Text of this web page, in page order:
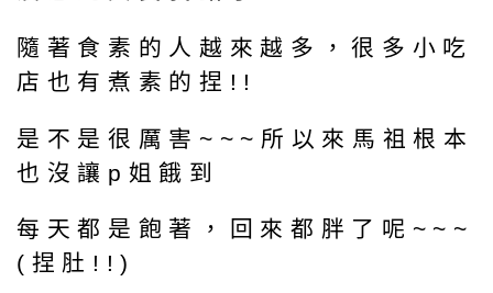
隨著食素的人越來越多，很多小吃
店也有煮素的捏!!
是不是很厲害~~~所以來馬祖根本
也沒讓p姐餓到
每天都是飽著，回來都胖了呢~~~
(捏肚!!)